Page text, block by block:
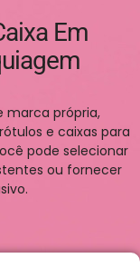
Em
marca própria,
e caixas para
pode selecionar
ou fornecer